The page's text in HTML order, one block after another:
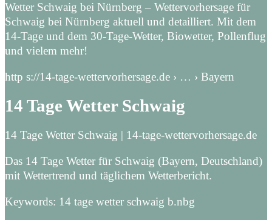
Wetter Schwaig bei Nürnberg – Wettervorhersage für
Schwaig bei Nürnberg aktuell und detailliert. Mit dem
14-Tage und dem 30-Tage-Wetter, Biowetter, Pollenflug
und vielem mehr!
http s://14-tage-wettervorhersage.de › … › Bayern
14 Tage Wetter Schwaig
14 Tage Wetter Schwaig | 14-tage-wettervorhersage.de
Das 14 Tage Wetter für Schwaig (Bayern, Deutschland)
mit Wettertrend und täglichem Wetterbericht.
Keywords: 14 tage wetter schwaig b.nbg